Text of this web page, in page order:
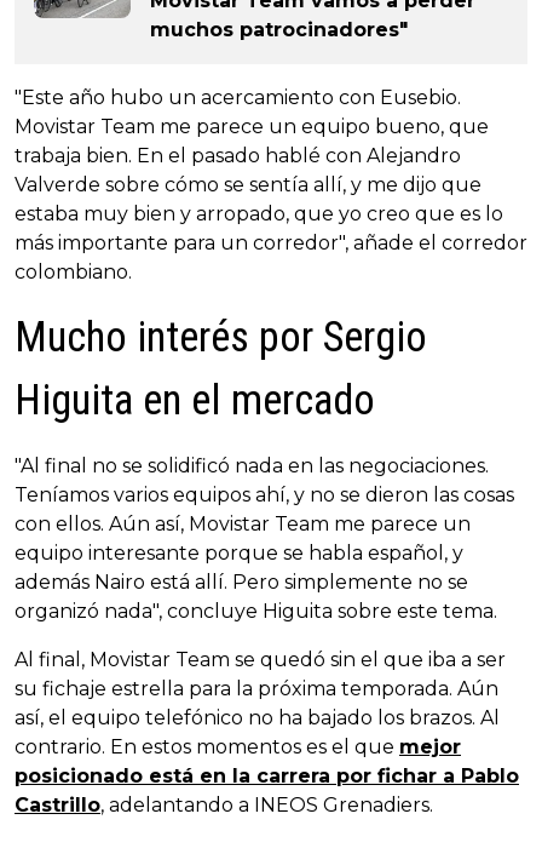
muchos patrocinadores"
"Este año hubo un acercamiento con Eusebio.
Movistar Team me parece un equipo bueno, que
trabaja bien. En el pasado hablé con Alejandro
Valverde sobre cómo se sentía allí, y me dijo que
estaba muy bien y arropado, que yo creo que es lo
más importante para un corredor", añade el corredor
colombiano.
Mucho interés por Sergio
Higuita en el mercado
"Al final no se solidificó nada en las negociaciones.
Teníamos varios equipos ahí, y no se dieron las cosas
con ellos. Aún así, Movistar Team me parece un
equipo interesante porque se habla español, y
además Nairo está allí. Pero simplemente no se
organizó nada", concluye Higuita sobre este tema.
Al final, Movistar Team se quedó sin el que iba a ser
su fichaje estrella para la próxima temporada. Aún
así, el equipo telefónico no ha bajado los brazos. Al
contrario. En estos momentos es el que mejor
posicionado está en la carrera por fichar a Pablo
Castrillo, adelantando a INEOS Grenadiers.